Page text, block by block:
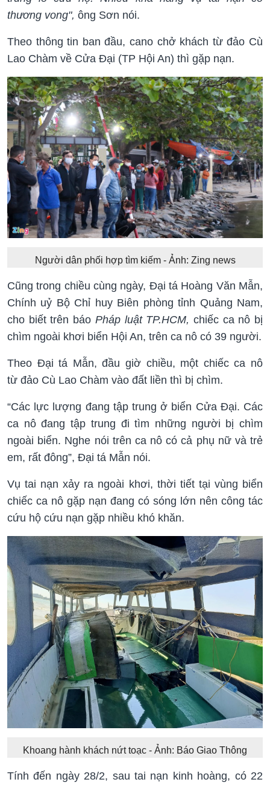
thương vong", ông Sơn nói.
Theo thông tin ban đầu, cano chở khách từ đảo Cù
Lao Chàm về Cửa Đại (TP Hội An) thì gặp nạn.
Người dân phối hợp tìm kiếm - Ảnh: Zing news
Cũng trong chiều cùng ngày, Đại tá Hoàng Văn Mẫn,
Chính uỷ Bộ Chỉ huy Biên phòng tỉnh Quảng Nam,
cho biết trên báo Pháp luật TP.HCM, chiếc ca nô bị
chìm ngoài khơi biển Hội An, trên ca nô có 39 người.
Theo Đại tá Mẫn, đầu giờ chiều, một chiếc ca nô
từ đảo Cù Lao Chàm vào đất liền thì bị chìm.
“Các lực lượng đang tập trung ở biển Cửa Đại. Các
ca nô đang tập trung đi tìm những người bị chìm
ngoài biển. Nghe nói trên ca nô có cả phụ nữ và trẻ
em, rất đông”, Đại tá Mẫn nói.
Vụ tai nạn xảy ra ngoài khơi, thời tiết tại vùng biển
chiếc ca nô gặp nạn đang có sóng lớn nên công tác
cứu hộ cứu nạn gặp nhiều khó khăn.
Khoang hành khách nứt toạc - Ảnh: Báo Giao Thông
Tính đến ngày 28/2, sau tai nạn kinh hoàng, có 22